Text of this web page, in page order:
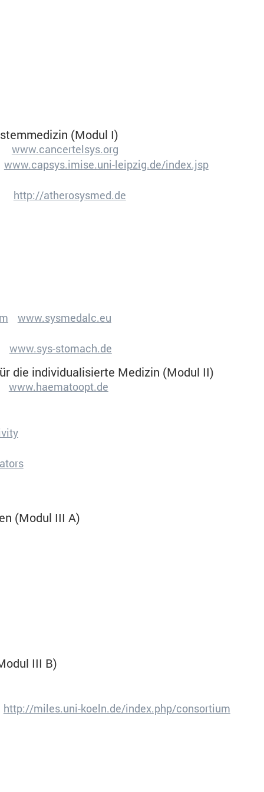
(Modul I)
www.cancertelsys.org
www.capsys.imise.uni-leipzig.de/index.jsp
http://atherosysmed.de
www.sysmedalc.eu
www.sys-stomach.de
die individualisierte Medizin (Modul II)
www.haematoopt.de
(Modul III A)
III B)
http://miles.uni-koeln.de/index.php/consortium
dpconsentmanagement
Das Cookie wird von DER PUNKT Consent
zu speichern, ob der Benutzer der Verwendung von
um anonymes Tracking zu aktivieren.
Große Bleichen 21 20354 Hamburg Germany
anonyme Informationen für Besucherstatistiken.